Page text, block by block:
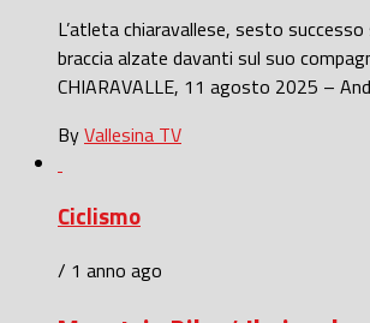
L’atleta chiaravallese, sesto
braccia alzate davanti sul suo
CHIARAVALLE, 11 agosto 2025 –
ByVallesina TV
Ciclismo
/ 1 anno ago